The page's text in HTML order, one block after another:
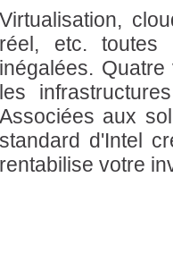
Virtualisation,
réel, etc. toutes
inégalées.
les
Associées aux
standard d'Intel
rentabilise votre